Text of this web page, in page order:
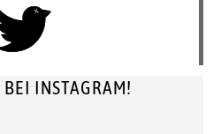
BEI INSTAGRAM!